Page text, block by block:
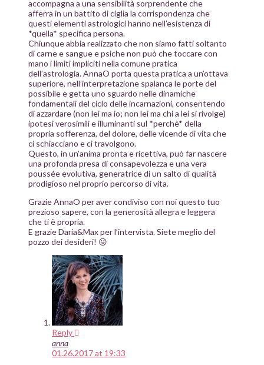
accompagna a una sensibilità sorprendente che
afferra in un battito di ciglia la corrispondenza che
questi elementi astrologici hanno nell’esistenza di
*quella* specifica persona.
Chiunque abbia realizzato che non siamo fatti soltanto
di carne e sangue e psiche non può che toccare con
mano i limiti impliciti nella comune pratica
dell’astrologia. AnnaO porta questa pratica a un’ottava
superiore, nell’interpretazione spalanca le porte del
possibile e getta uno sguardo nelle dinamiche
fondamentali del ciclo delle incarnazioni, consentendo
di azzardare (non lei ma io; non lei ma chi a lei si rivolge)
ipotesi verosimili e illuminanti sul *perchè* della
propria sofferenza, del dolore, delle vicende di vita che
ci schiacciano e ci travolgono.
Questo, in un’anima pronta e ricettiva, può far nascere
una profonda presa di consapevolezza e una vera
poussée evolutiva, generatrice di un salto di qualità
prodigioso nel proprio percorso di vita.
Grazie AnnaO per aver condiviso con noi questo tuo
prezioso sapere, con la generosità allegra e leggera
che ti è propria.
E grazie Daria&Max per l’intervista. Siete meglio del
pozzo dei desideri! 😛
Reply
anna
01.26.2017 at 19:33